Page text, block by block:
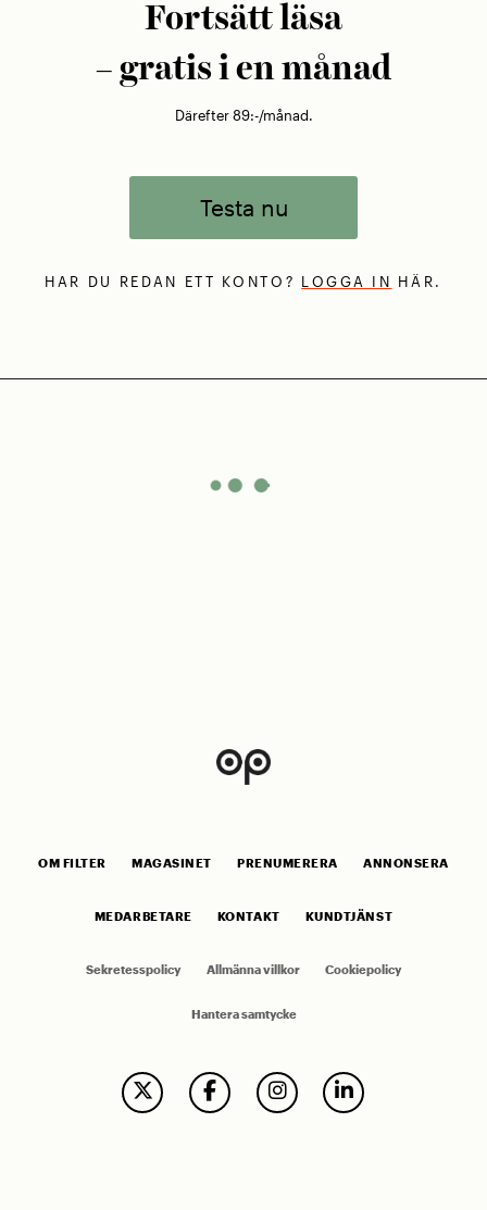
Fortsätt läsa
– gratis i en månad
Därefter 89:-/månad.
Testa nu
HAR DU REDAN ETT KONTO? LOGGA IN HÄR.
OM FILTER MAGASINET PRENUMERERA ANNONSERA
MEDARBETARE KONTAKT KUNDTJÄNST
Sekretesspolicy Allmänna villkor Cookiepolicy
Hantera samtycke